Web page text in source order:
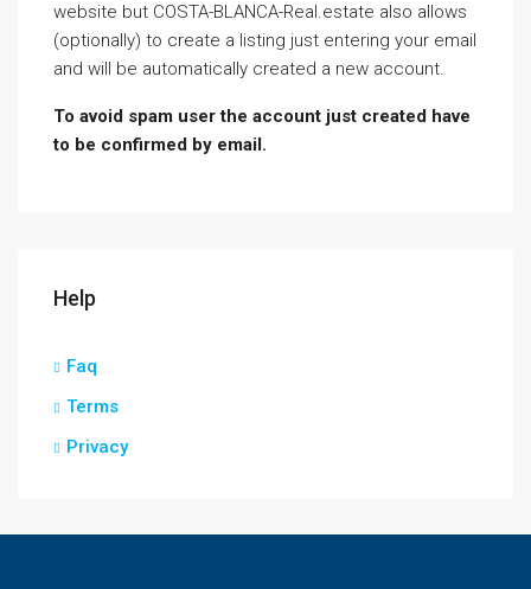
website but COSTA-BLANCA-Real.estate also allows
(optionally) to create a listing just entering your email
and will be automatically created a new account.
To avoid spam user the account just created have
to be confirmed by email.
Help
Faq
Terms
Privacy